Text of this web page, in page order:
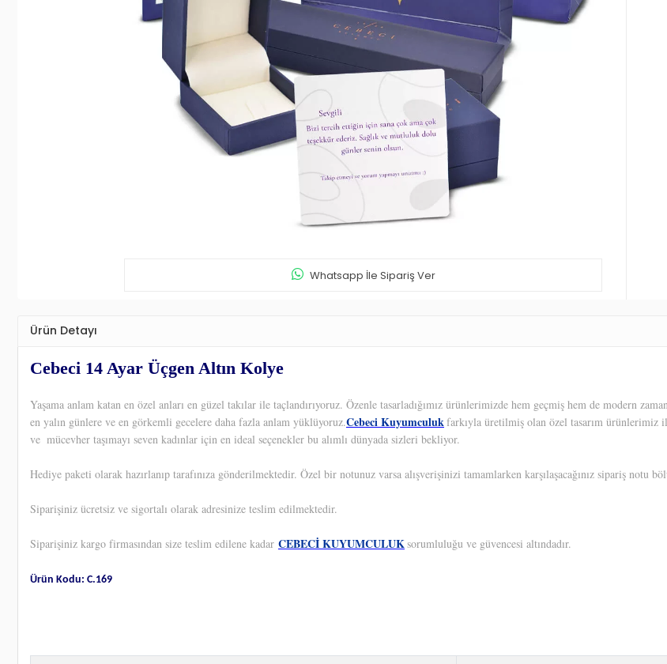
Whatsapp İle Sipariş Ver
Ürün Detayı
Cebeci 14 Ayar Üçgen Altın Kolye
Yaşama anlam katan en özel anları en güzel takılar ile taçlandırıyoruz. Özenle tasarladığımız ürünlerimizde hem geçmiş hem de modern
en yalın günlere ve en görkemli gecelere daha fazla anlam yüklüyoruz.Cebeci Kuyumculukfarkıyla üretilmiş olan özel tasarım ürünlerimiz
ve mücevher taşımayı seven kadınlar için en ideal seçenekler bu alımlı dünyada sizleri bekliyor.
Hediye paketi olarak hazırlanıp tarafınıza gönderilmektedir. Özel bir notunuz varsa alışverişinizi tamamlarken karşılaşacağınız sipariş notu
Siparişiniz ücretsiz ve sigortalı olarak adresinize teslim edilmektedir.
Siparişiniz kargo firmasından size teslim edilene kadar CEBECİ KUYUMCULUKsorumluluğu ve güvencesi altındadır.
Ürün Kodu: C.169